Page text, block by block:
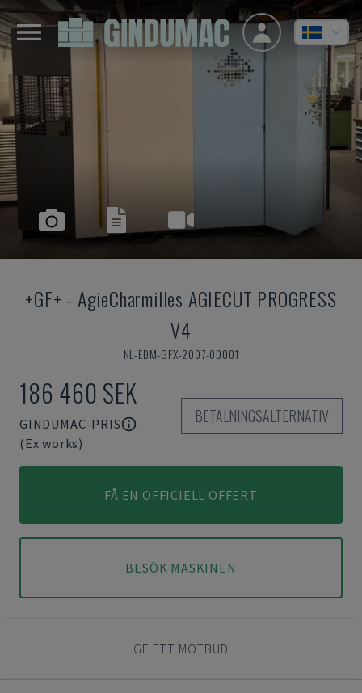
+GF+ - AgieCharmilles AGIECUT PROGRESS
V4
NL-EDM-GFX-2007-00001
186 460 SEK
GINDUMAC-PRIS
(Ex works)
BETALNINGSALTERNATIV
FÅ EN OFFICIELL OFFERT
BESÖK MASKINEN
GE ETT MOTBUD